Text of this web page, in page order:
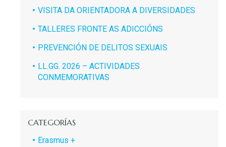
VISITA DA ORIENTADORA A DIVERSIDADES
TALLERES FRONTE AS ADICCIÓNS
PREVENCIÓN DE DELITOS SEXUAIS
LL.GG. 2026 – ACTIVIDADES
CONMEMORATIVAS
CATEGORÍAS
Erasmus +